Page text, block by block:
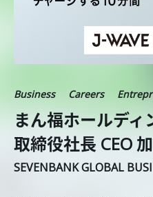
Business Careers
まん福ホールデ
取締役社長 CEO
SEVENBANK GLOBAL